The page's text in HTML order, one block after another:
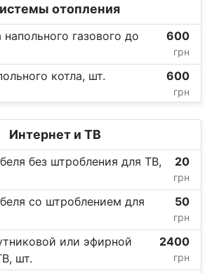
отопления
газового до
600
грн
котла, шт. 600
грн
Интернет и ТВ
без штробления для ТВ,
20
грн
со штроблением для
50
грн
или эфирной
шт.
2400
грн